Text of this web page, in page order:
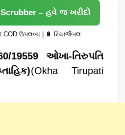
– હવે જ ખરીદો
COD ઉપલબ્ધ | 🔋 રિચાર્જેબલ
19559 ઓખા-તિરુપતિ
(Okha Tirupati